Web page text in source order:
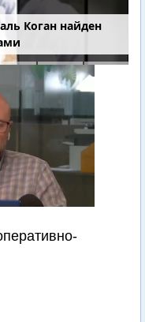
Коган найден